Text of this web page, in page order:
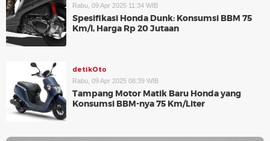
Rabu, 09 Apr 2025 11:34 WIB
Spesifikasi Honda Dunk: Konsumsi BBM 75
Km/l, Harga Rp 20 Jutaan
detikOto
Rabu, 09 Apr 2025 08:39 WIB
Tampang Motor Matik Baru Honda yang
Konsumsi BBM-nya 75 Km/Liter